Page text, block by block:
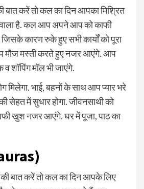
बात करें तो कल का दिन आपका मिश्रित
है. कल आप अपने आप को काफी
कारण रुके हुए सभी कार्यों को पूरा
मौज मस्ती करते हुए नजर आएंगे. आप
शॉपिंग मॉल भी जाएंगे.
मिलेगा. भाई, बहनों के साथ आप प्यार भरे
सेहत में सुधार होगा. जीवनसाथी को
खुश नजर आएंगे. घर में पूजा, पाठ का
की बात करें तो कल का दिन आपके लिए